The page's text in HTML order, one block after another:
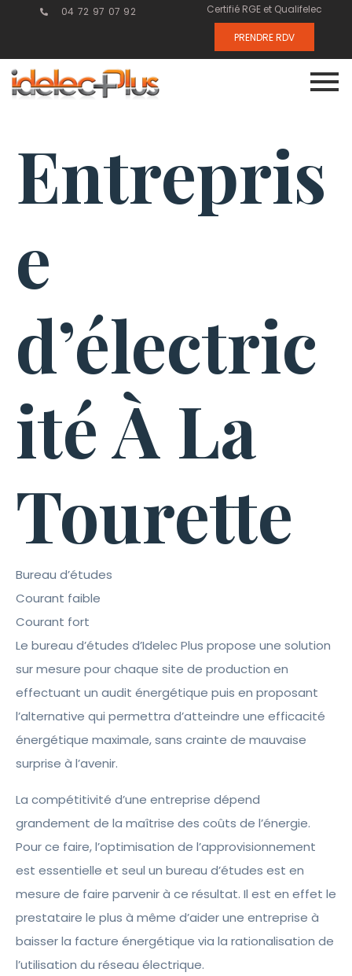
04 72 97 07 92 Certifié RGE et Qualifelec
PRENDRE RDV
Entrepris
e
d’électric
ité À La
Tourette
Bureau d’études
Courant faible
Courant fort
Le bureau d’études d’Idelec Plus propose une solution
sur mesure pour chaque site de production en
effectuant un audit énergétique puis en proposant
l’alternative qui permettra d’atteindre une efficacité
énergétique maximale, sans crainte de mauvaise
surprise à l’avenir.
La compétitivité d’une entreprise dépend
grandement de la maîtrise des coûts de l’énergie.
Pour ce faire, l’optimisation de l’approvisionnement
est essentielle et seul un bureau d’études est en
mesure de faire parvenir à ce résultat. Il est en effet le
prestataire le plus à même d’aider une entreprise à
baisser la facture énergétique via la rationalisation de
l’utilisation du réseau électrique.